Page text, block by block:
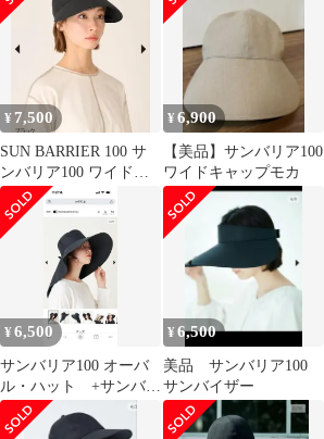
¥ 7,500
SUN BARRIER 100 サ
ンバリア100 ワイドキ
ャップ ブラック
¥6,900
【美品】サンバリア100
ワイドキャップモカ
¥6,500
サンバリア100 オーバ
ル・ハット +サンバイ
ザー 美品 sun barrier
¥6,500
美品 サンバリア100
サンバイザー